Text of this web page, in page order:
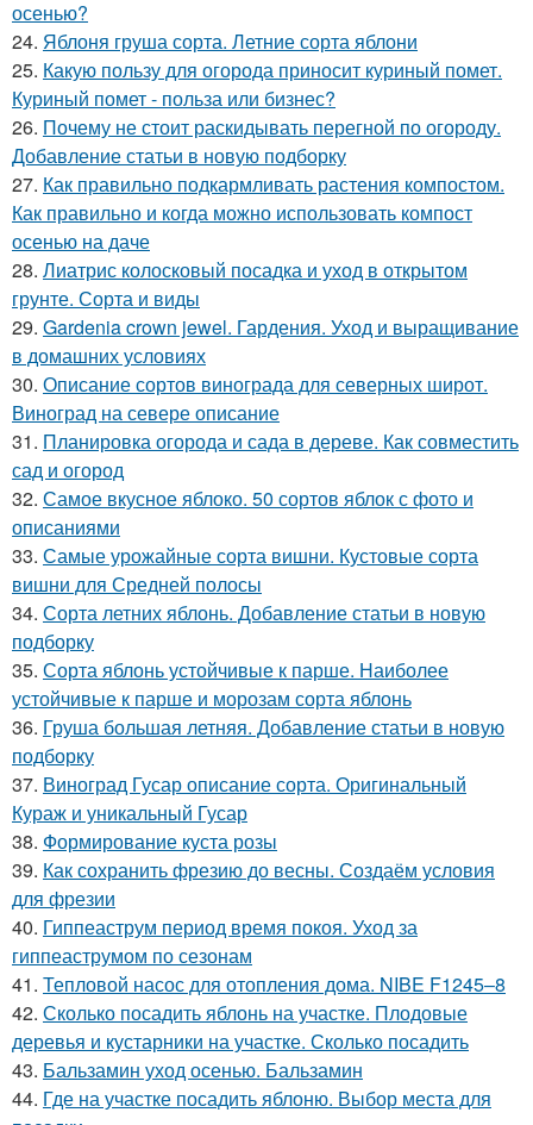
осенью?
24. Яблоня груша сорта. Летние сорта яблони
25. Какую пользу для огорода приносит куриный помет.
Куриный помет - польза или бизнес?
26. Почему не стоит раскидывать перегной по огороду.
Добавление статьи в новую подборку
27. Как правильно подкармливать растения компостом.
Как правильно и когда можно использовать компост
осенью на даче
28. Лиатрис колосковый посадка и уход в открытом
грунте. Сорта и виды
29. Gardenia crown jewel. Гардения. Уход и выращивание
в домашних условиях
30. Описание сортов винограда для северных широт.
Виноград на севере описание
31. Планировка огорода и сада в дереве. Как совместить
сад и огород
32. Самое вкусное яблоко. 50 сортов яблок с фото и
описаниями
33. Самые урожайные сорта вишни. Кустовые сорта
вишни для Средней полосы
34. Сорта летних яблонь. Добавление статьи в новую
подборку
35. Сорта яблонь устойчивые к парше. Наиболее
устойчивые к парше и морозам сорта яблонь
36. Груша большая летняя. Добавление статьи в новую
подборку
37. Виноград Гусар описание сорта. Оригинальный
Кураж и уникальный Гусар
38. Формирование куста розы
39. Как сохранить фрезию до весны. Создаём условия
для фрезии
40. Гиппеаструм период время покоя. Уход за
гиппеаструмом по сезонам
41. Тепловой насос для отопления дома. NIBE F1245–8
42. Сколько посадить яблонь на участке. Плодовые
деревья и кустарники на участке. Сколько посадить
43. Бальзамин уход осенью. Бальзамин
44. Где на участке посадить яблоню. Выбор места для